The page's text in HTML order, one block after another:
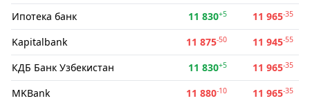
Ипотека банк 11 830+5 11 965-35
Kapitalbank 11 875-50 11 945-55
КДБ Банк Узбекистан 11 830+5 11 965-35
MKBank 11 880-10 11 965-35